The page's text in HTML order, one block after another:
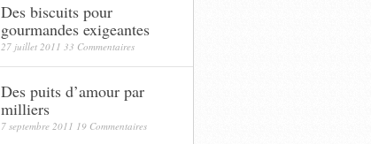
Des biscuits pour
gourmandes exigeantes
27 juillet 2011 33 Commentaires
Des puits d’amour par
milliers
7 septembre 2011 19 Commentaires